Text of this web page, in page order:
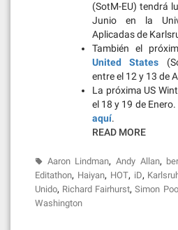
(SotM-EU) tendrá
Junio en la
Aplicadas de
También el
United States
entre el 12 y 13 de
La próxima US
el 18 y 19 de
aquí.
READ MORE
Aaron Lindman, Andy Allan,
Editathon, Haiyan, HOT, iD,
Unido, Richard Fairhurst,Simon
Washington